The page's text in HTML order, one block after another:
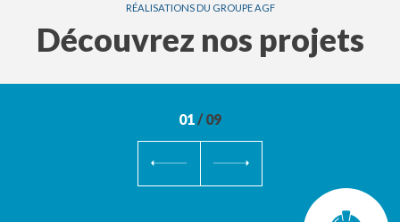
RÉALISATIONS DU GROUPE AGF
Découvrez nos projets
01 /09